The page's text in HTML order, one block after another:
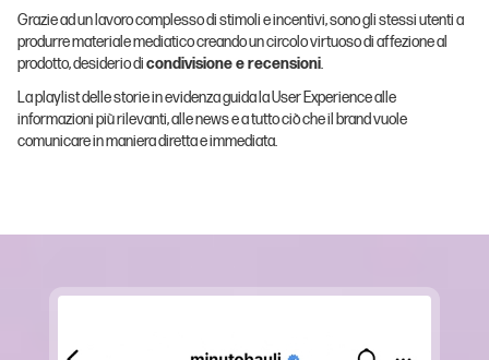
Grazie ad un lavoro complesso di stimoli e incentivi, sono gli stessi utenti a
produrre materiale mediatico creando un circolo virtuoso di affezione al
prodotto, desiderio dicondivisione e recensioni.
La playlist delle storie in evidenza guida la User Experience alle
informazioni più rilevanti, alle news e a tutto ciò che il brand vuole
comunicare in maniera diretta e immediata.